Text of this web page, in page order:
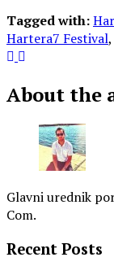
Tagged with:
Hartera7 Festival,
About the
Glavni urednik
Com.
Recent Posts